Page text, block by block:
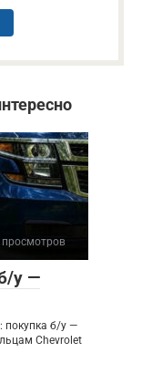
у —
покупка б/у —
Chevrolet